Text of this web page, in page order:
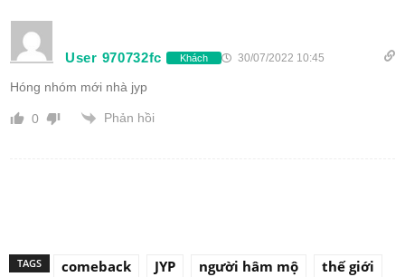
User 970732fc Khách 30/07/2022 10:45
Hóng nhóm mới nhà jyp
0 Phản hồi
TAGS comeback JYP người hâm mộ
thế giới